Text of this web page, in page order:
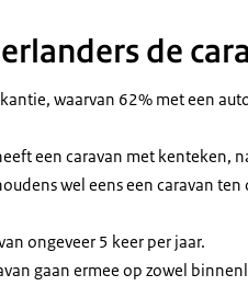
de
waarvan 62% met een
een caravan met kenteken,
wel eens een caravan
ongeveer 5 keer per jaar.
gaan ermee op zowel